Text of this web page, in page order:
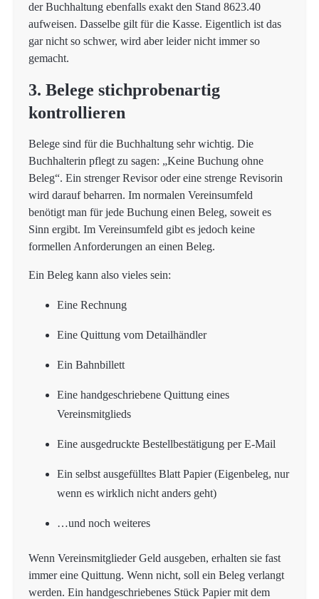
der Buchhaltung ebenfalls exakt den Stand 8623.40
aufweisen. Dasselbe gilt für die Kasse. Eigentlich ist das
gar nicht so schwer, wird aber leider nicht immer so
gemacht.
3. Belege stichprobenartig
kontrollieren
Belege sind für die Buchhaltung sehr wichtig. Die
Buchhalterin pflegt zu sagen: „Keine Buchung ohne
Beleg“. Ein strenger Revisor oder eine strenge Revisorin
wird darauf beharren. Im normalen Vereinsumfeld
benötigt man für jede Buchung einen Beleg, soweit es
Sinn ergibt. Im Vereinsumfeld gibt es jedoch keine
formellen Anforderungen an einen Beleg.
Ein Beleg kann also vieles sein:
Eine Rechnung
Eine Quittung vom Detailhändler
Ein Bahnbillett
Eine handgeschriebene Quittung eines
Vereinsmitglieds
Eine ausgedruckte Bestellbestätigung per E-Mail
Ein selbst ausgefülltes Blatt Papier (Eigenbeleg, nur
wenn es wirklich nicht anders geht)
…und noch weiteres
Wenn Vereinsmitglieder Geld ausgeben, erhalten sie fast
immer eine Quittung. Wenn nicht, soll ein Beleg verlangt
werden. Ein handgeschriebenes Stück Papier mit dem